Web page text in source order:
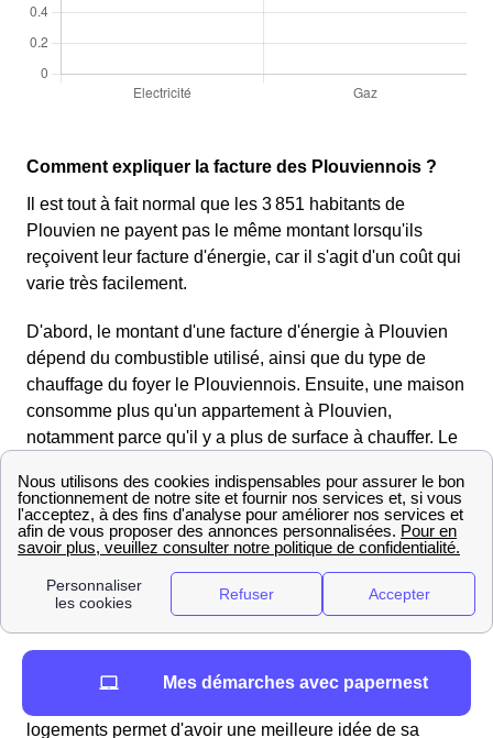
Comment expliquer la facture des Plouviennois ?
Il est tout à fait normal que les 3 851 habitants de
Plouvien ne payent pas le même montant lorsqu'ils
reçoivent leur facture d'énergie, car il s'agit d'un coût qui
varie très facilement.
D'abord, le montant d'une facture d'énergie à Plouvien
dépend du combustible utilisé, ainsi que du type de
chauffage du foyer le Plouviennois. Ensuite, une maison
consomme plus qu'un appartement à Plouvien,
notamment parce qu'il y a plus de surface à chauffer. Le
la facture d'énergie, de même qu'une éventuelle
certification BBC.
Plouviennois dépensent en moyenne 209.0 euros pour
se fournir en énergie chaque année.
logements permet d'avoir une meilleure idée de sa
Mes démarches avec papernest